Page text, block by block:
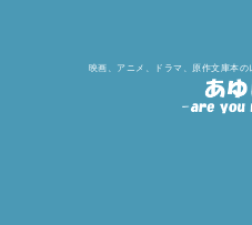
映画、アニメ、ドラマ、原作文庫本